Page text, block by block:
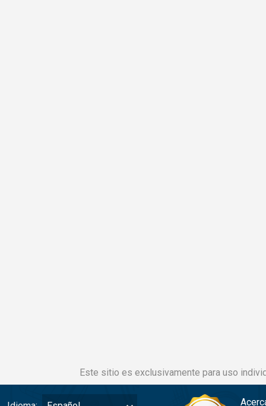
Este sitio es exclusivamente para uso